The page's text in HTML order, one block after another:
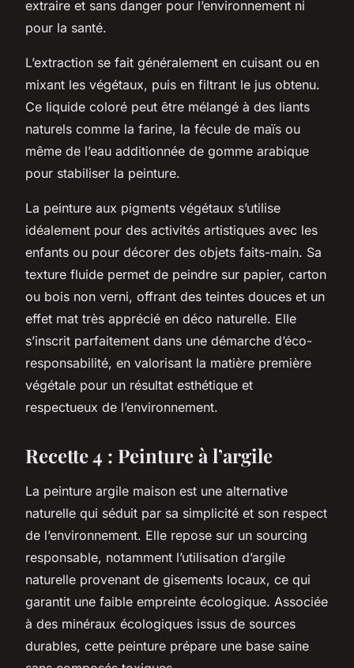
extraire et sans danger pour l’environnement ni
pour la santé.
L’extraction se fait généralement en cuisant ou en
mixant les végétaux, puis en filtrant le jus obtenu.
Ce liquide coloré peut être mélangé à des liants
naturels comme la farine, la fécule de maïs ou
même de l’eau additionnée de gomme arabique
pour stabiliser la peinture.
La peinture aux pigments végétaux s’utilise
idéalement pour des activités artistiques avec les
enfants ou pour décorer des objets faits-main. Sa
texture fluide permet de peindre sur papier, carton
ou bois non verni, offrant des teintes douces et un
effet mat très apprécié en déco naturelle. Elle
s’inscrit parfaitement dans une démarche d’éco-
responsabilité, en valorisant la matière première
végétale pour un résultat esthétique et
respectueux de l’environnement.
Recette 4 : Peinture à l’argile
La peinture argile maison est une alternative
naturelle qui séduit par sa simplicité et son respect
de l’environnement. Elle repose sur un sourcing
responsable, notamment l’utilisation d’argile
naturelle provenant de gisements locaux, ce qui
garantit une faible empreinte écologique. Associée
à des minéraux écologiques issus de sources
durables, cette peinture prépare une base saine